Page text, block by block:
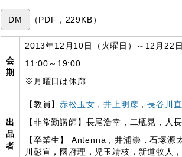
DM （PDF，229KB）
会
期
2013年12月10日（火曜日）～12月22日
11:00～19:00
※月曜日は休廊
出
品
者
【教員】赤松玉女 ，井上明彦 ，長谷川直
【非常勤講師】長尾浩幸，二瓶晃，人
【卒業生】 Antenna，井浦崇，石塚源
川彰宣，國府理，児玉靖枝，新道牧人